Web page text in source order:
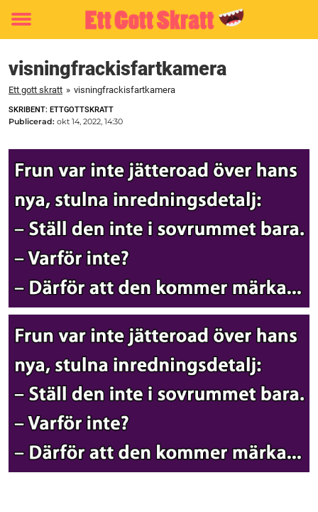
Toggle
visningfrackisfartkamera
Ett gott skratt » visningfrackisfartkamera
SKRIBENT: ETTGOTTSKRATT
Publicerad: okt 14, 2022, 14:30